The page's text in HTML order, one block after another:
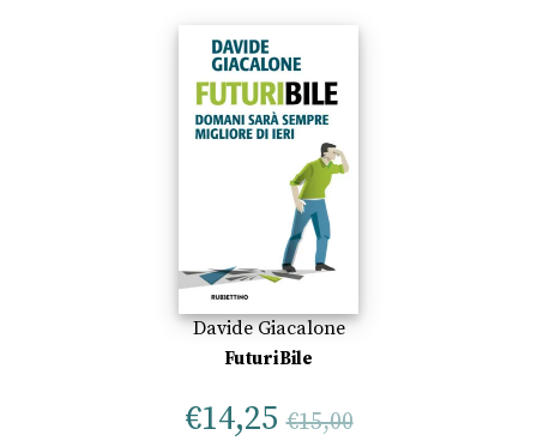
Davide Giacalone
FuturiBile
€14,25 €15,00